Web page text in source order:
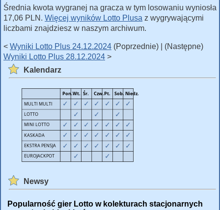
Średnia kwota wygranej na gracza w tym losowaniu wyniosła
17,06 PLN. Więcej wyników Lotto Plusa z wygrywającymi
liczbami znajdziesz w naszym archiwum.
< Wyniki Lotto Plus 24.12.2024 (Poprzednie) | (Następne)
Wyniki Lotto Plus 28.12.2024 >
Kalendarz
Newsy
Popularność gier Lotto w kolekturach stacjonarnych